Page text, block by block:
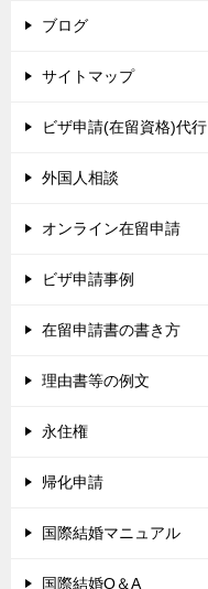
ブログ
サイトマップ
ビザ申請(在留資格)代行
外国人相談
オンライン在留申請
ビザ申請事例
在留申請書の書き方
理由書等の例文
永住権
帰化申請
国際結婚マニュアル
国際結婚Q＆A